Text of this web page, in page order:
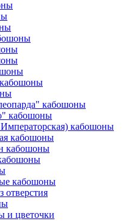
кабошоны
кабошоны
кабошоны
кабошоны
кабошоны
кабошоны
отверстия
и цветочки